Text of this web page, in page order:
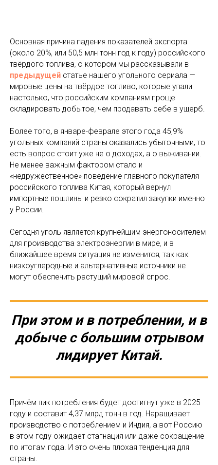
Основная причина падения показателей экспорта
(около 20%, или 50,5 млн тонн год к году) российского
твёрдого топлива, о котором мы рассказывали в
предыдущей статье нашего угольного сериала —
мировые цены на твёрдое топливо, которые упали
настолько, что российским компаниям проще
складировать добытое, чем продавать себе в ущерб.
Более того, в январе-феврале этого года 45,9%
угольных компаний страны оказались убыточными, то
есть вопрос стоит уже не о доходах, а о выживании.
Не менее важным фактором стало и
«недружественное» поведение главного покупателя
российского топлива Китая, который вернул
импортные пошлины и резко сократил закупки именно
у России.
Сегодня уголь является крупнейшим энергоносителем
для производства электроэнергии в мире, и в
ближайшее время ситуация не изменится, так как
низкоуглеродные и альтернативные источники не
могут обеспечить растущий мировой спрос.
При этом и в потреблении, и в
добыче с большим отрывом
лидирует Китай.
Причём пик потребления будет достигнут уже в 2025
году и составит 4,37 млрд тонн в год. Наращивает
производство с потреблением и Индия, а вот Россию
в этом году ожидает стагнация или даже сокращение
по итогам года. И это очень плохая тенденция для
страны.